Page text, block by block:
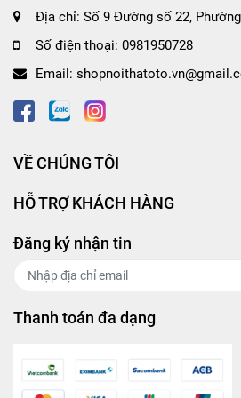
nhỏ theo nhu cầu.
Giữ sản phẩm đứng thẳng và
trực tiếp quá lâu.
Địa chỉ: Số 9 Đường số 22,
Số điện thoại: 0981950728
Email:
VỀ CHÚNG TÔI
HỖ TRỢ KHÁCH HÀNG
Đăng ký nhận tin
Thanh toán đa dạng